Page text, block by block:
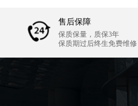
售后保障
保质保量，质保3年
保质期过后终生免费维修